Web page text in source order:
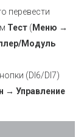
перевести
Тест ( Меню →
Модуль
(DI6/DI7)
→ Управление